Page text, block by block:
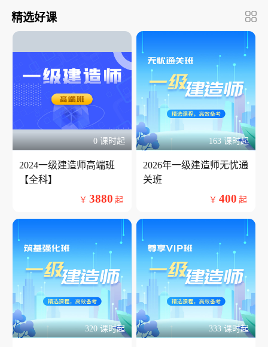
精选好课
2024一级建造师高端班
【全科】
0 课时起
￥ 3880 起
2026年一级建造师无忧通
关班
163 课时起
￥ 400 起
320 课时起 333 课时起